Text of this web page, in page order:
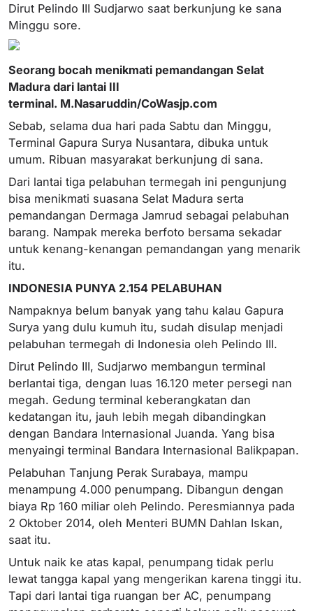
Dirut Pelindo III Sudjarwo saat berkunjung ke sana
Minggu sore.
Seorang bocah menikmati pemandangan Selat
Madura dari lantai III
terminal. M.Nasaruddin/CoWasjp.com
Sebab, selama dua hari pada Sabtu dan Minggu,
Terminal Gapura Surya Nusantara, dibuka untuk
umum. Ribuan masyarakat berkunjung di sana.
Dari lantai tiga pelabuhan termegah ini pengunjung
bisa menikmati suasana Selat Madura serta
pemandangan Dermaga Jamrud sebagai pelabuhan
barang. Nampak mereka berfoto bersama sekadar
untuk kenang-kenangan pemandangan yang menarik
itu.
INDONESIA PUNYA 2.154 PELABUHAN
Nampaknya belum banyak yang tahu kalau Gapura
Surya yang dulu kumuh itu, sudah disulap menjadi
pelabuhan termegah di Indonesia oleh Pelindo III.
Dirut Pelindo III, Sudjarwo membangun terminal
berlantai tiga, dengan luas 16.120 meter persegi nan
megah. Gedung terminal keberangkatan dan
kedatangan itu, jauh lebih megah dibandingkan
dengan Bandara Internasional Juanda. Yang bisa
menyaingi terminal Bandara Internasional Balikpapan.
Pelabuhan Tanjung Perak Surabaya, mampu
menampung 4.000 penumpang. Dibangun dengan
biaya Rp 160 miliar oleh Pelindo. Peresmiannya pada
2 Oktober 2014, oleh Menteri BUMN Dahlan Iskan,
saat itu.
Untuk naik ke atas kapal, penumpang tidak perlu
lewat tangga kapal yang mengerikan karena tinggi itu.
Tapi dari lantai tiga ruangan ber AC, penumpang